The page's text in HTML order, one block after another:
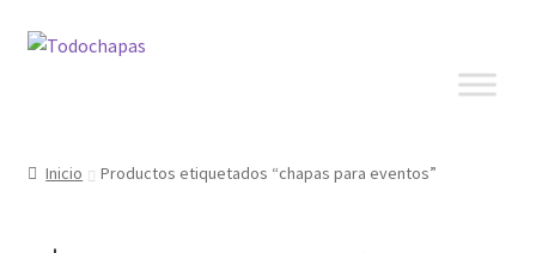
Inicio Productos etiquetados “chapas para eventos”